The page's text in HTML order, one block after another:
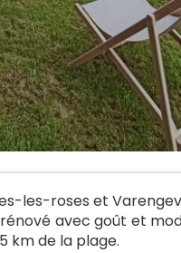
les-roses et
avec goût et
km de la plage.